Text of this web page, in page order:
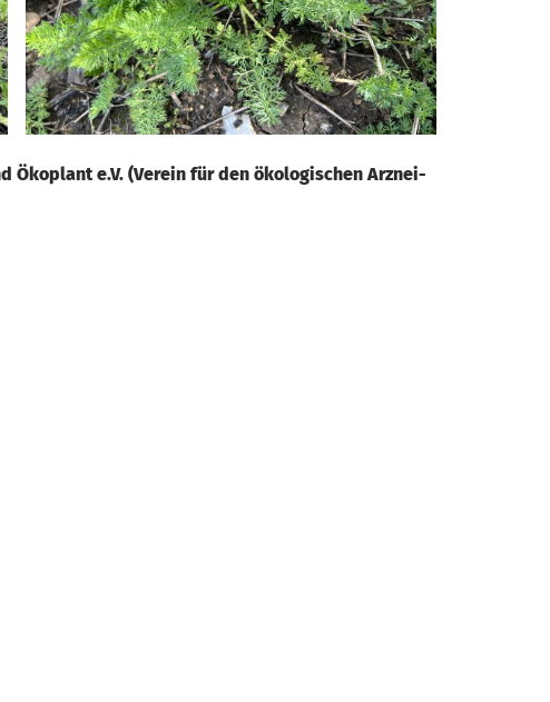
e.V. (Verein für den ökologischen Arznei-